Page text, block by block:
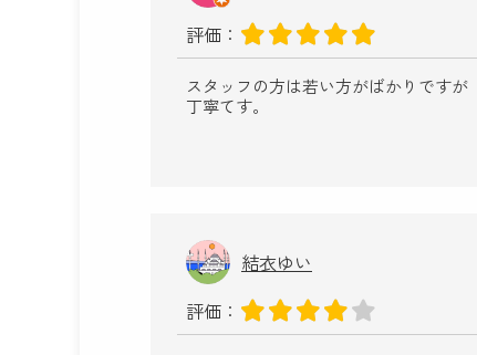
評価：
スタッフの方は若い方がばかりですが
丁寧てす。
結衣ゆい
評価：